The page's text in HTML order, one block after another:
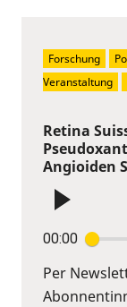
Retina
Angioiden
00:00
Per
Forschung
Veranstaltung